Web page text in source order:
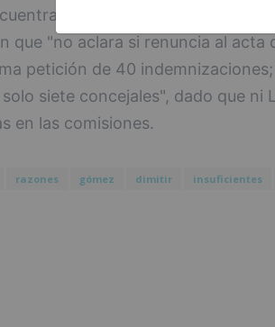
confusa e insuficiente la
que "no aclara si renuncia al acta
petición de 40
siete concejales", dado que ni
en las comisiones.
razones gómez dimitir insuficientes